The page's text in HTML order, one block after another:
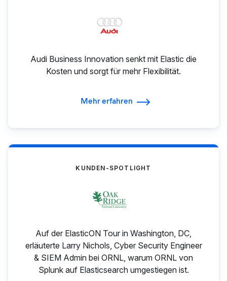
Audi Business Innovation senkt mit Elastic die
Kosten und sorgt für mehr Flexibilität.
Mehr erfahren
KUNDEN-SPOTLIGHT
Auf der ElasticON Tour in Washington, DC,
erläuterte Larry Nichols, Cyber Security Engineer
& SIEM Admin bei ORNL, warum ORNL von
Splunk auf Elasticsearch umgestiegen ist.